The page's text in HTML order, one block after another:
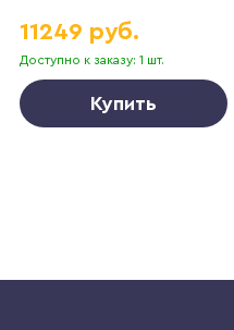
Доступно к заказу: 1 шт.
11249 руб.
Купить